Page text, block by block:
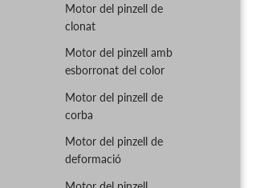
Motor del pinzell de
clonat
Motor del pinzell amb
esborronat del color
Motor del pinzell de
corba
Motor del pinzell de
deformació